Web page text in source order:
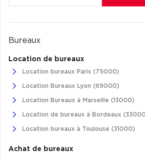
Bureaux
Location de bureaux
Location bureaux Paris (75000)
Location Bureaux Lyon (69000)
Location Bureaux à Marseille (13000)
Location de bureaux à Bordeaux
Location bureaux à Toulouse (31000)
Achat de bureaux